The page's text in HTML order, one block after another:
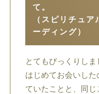
て。
（スピリチュ
ーディング）
とてもびっくりしま
はじめてお会いし
ていたことと、同じ